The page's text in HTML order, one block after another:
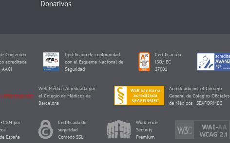
Donativos
Contenido
acreditada
AACI
Certificado de conformidad
con el Esquema Nacional de
Seguridad
Certificación
ISO/IEC
27001
Web Médica Acreditada por
el Colegio de Médicos de
Barcelona
Acreditado por el Consejo
General de Colegios Oficiales
de Médicos - SEAFORMEC
1104 por
España
Certificado de
seguridad
Comodo SSL
Wordfence
Security
Premium